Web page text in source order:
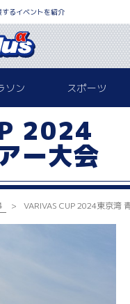
るイベントを紹介
ソン スポーツ
2024
ー大会
VARIVAS CUP 2024東京湾